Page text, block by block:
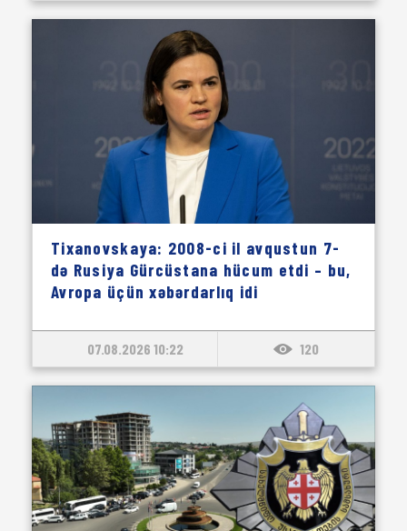
Tixanovskaya: 2008-ci il avqustun 7-
də Rusiya Gürcüstana hücum etdi – bu,
Avropa üçün xəbərdarlıq idi
07.08.2026 10:22 120